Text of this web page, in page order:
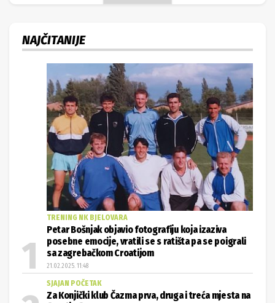
NAJČITANIJE
TRENING NK BJELOVARA
Petar Bošnjak objavio fotografiju koja izaziva
posebne emocije, vratili se s ratišta pa se poigrali
sa zagrebačkom Croatijom
21.02.2025. 11:48
SJAJAN POČETAK
Za Konjički klub Čazma prva, druga i treća mjesta na